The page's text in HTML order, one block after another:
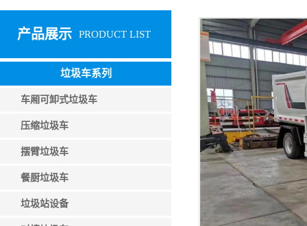
产品展示 PRODUCT LIST
垃圾车系列
车厢可卸式垃圾车
压缩垃圾车
摆臂垃圾车
餐厨垃圾车
垃圾站设备